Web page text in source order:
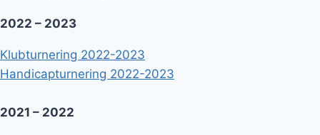
2022 – 2023
Klubturnering 2022-2023
Handicapturnering 2022-2023
2021 – 2022